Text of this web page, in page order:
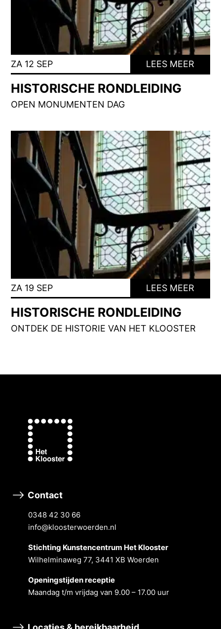
ZA 12 SEP LEES MEER
HISTORISCHE RONDLEIDING
OPEN MONUMENTEN DAG
ZA 19 SEP LEES MEER
HISTORISCHE RONDLEIDING
ONTDEK DE HISTORIE VAN HET KLOOSTER
Contact
0348 42 30 66
info@kloosterwoerden.nl
Stichting Kunstencentrum Het Klooster
Wilhelminaweg 77, 3441 XB Woerden
Openingstĳden receptie
Maandag t/m vrĳdag van 9.00 – 17.00 uur